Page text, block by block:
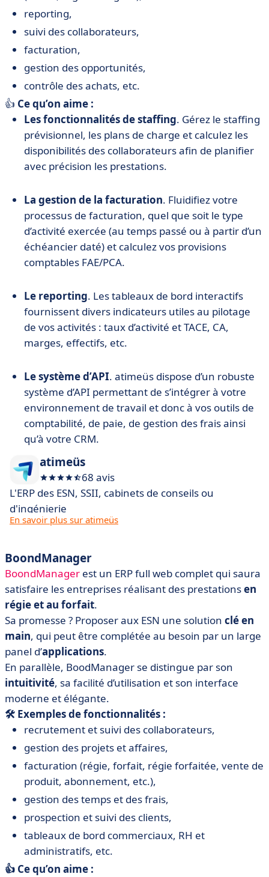
reporting,
suivi des collaborateurs,
facturation,
gestion des opportunités,
contrôle des achats, etc.
👍 Ce qu’on aime :
Les fonctionnalités de staffing. Gérez le staffing
prévisionnel, les plans de charge et calculez les
disponibilités des collaborateurs afin de planifier
avec précision les prestations.
La gestion de la facturation. Fluidifiez votre
processus de facturation, quel que soit le type
d’activité exercée (au temps passé ou à partir d’un
échéancier daté) et calculez vos provisions
comptables FAE/PCA.
Le reporting. Les tableaux de bord interactifs
fournissent divers indicateurs utiles au pilotage
de vos activités : taux d’activité et TACE, CA,
marges, effectifs, etc.
Le système d’API. atimeüs dispose d’un robuste
système d’API permettant de s’intégrer à votre
environnement de travail et donc à vos outils de
comptabilité, de paie, de gestion des frais ainsi
qu’à votre CRM.
atimeüs
68 avis
L'ERP des ESN, SSII, cabinets de conseils ou
d'ingénierie
En savoir plus sur atimeüs
BoondManager
BoondManager est un ERP full web complet qui saura
satisfaire les entreprises réalisant des prestationsen
régie et au forfait.
Sa promesse ? Proposer aux ESN une solution clé en
main, qui peut être complétée au besoin par un large
panel d’applications.
En parallèle, BoodManager se distingue par son
intuitivité, sa facilité d’utilisation et son interface
moderne et élégante.
🛠️ Exemples de fonctionnalités :
recrutement et suivi des collaborateurs,
gestion des projets et affaires,
facturation (régie, forfait, régie forfaitée, vente de
produit, abonnement, etc.),
gestion des temps et des frais,
prospection et suivi des clients,
tableaux de bord commerciaux, RH et
administratifs, etc.
👍 Ce qu’on aime :